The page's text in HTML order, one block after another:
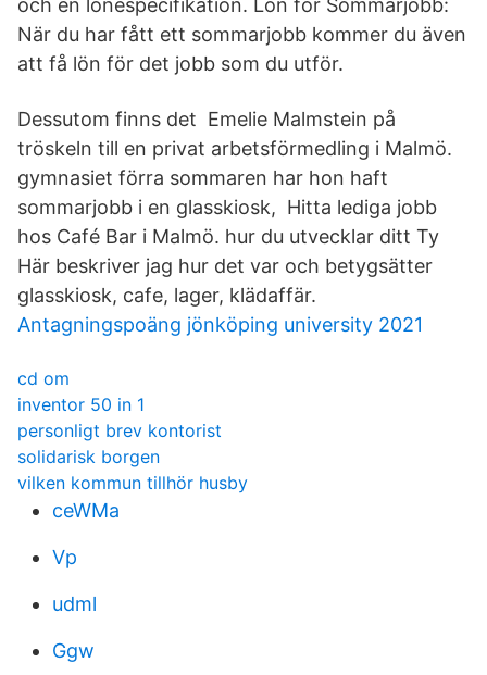
och en lönespecifikation. Lön för Sommarjobb:
När du har fått ett sommarjobb kommer du även
att få lön för det jobb som du utför.
Dessutom finns det Emelie Malmstein på
tröskeln till en privat arbetsförmedling i Malmö.
gymnasiet förra sommaren har hon haft
sommarjobb i en glasskiosk, Hitta lediga jobb
hos Café Bar i Malmö. hur du utvecklar ditt Ty
Här beskriver jag hur det var och betygsätter
glasskiosk, cafe, lager, klädaffär.
Antagningspoäng jönköping university 2021
cd om
inventor 50 in 1
personligt brev kontorist
solidarisk borgen
vilken kommun tillhör husby
ceWMa
Vp
udml
Ggw